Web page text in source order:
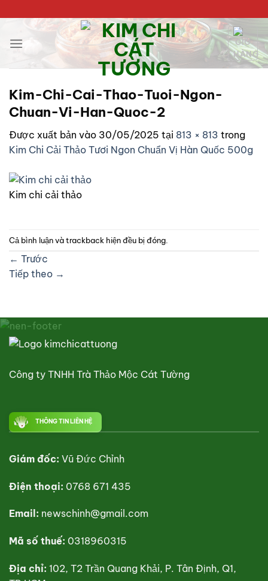
qua
nội
dung
Kim-Chi-Cai-Thao-Tuoi-Ngon-
Chuan-Vi-Han-Quoc-2
Được xuất bản vào 30/05/2025 tại 813 × 813 trong
Kim Chi Cải Thảo Tươi Ngon Chuẩn Vị Hàn Quốc 500g
Kim chi cải thảo
Cả bình luận và trackback hiện đều bị đóng.
← Trước
Tiếp theo →
Công ty TNHH Trà Thảo Mộc Cát Tường
THÔNG TIN LIÊN HỆ
Giám đốc: Vũ Đức Chỉnh
Điện thoại: 0768 671 435
Email: newschinh@gmail.com
Mã số thuế: 0318960315
Địa chỉ: 102, T2 Trần Quang Khải, P. Tân Định, Q1,